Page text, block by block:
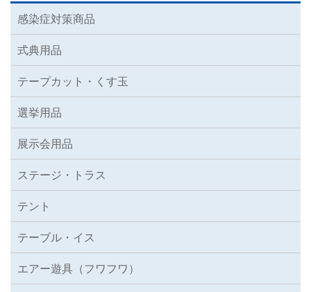
感染症対策商品
式典用品
テープカット・くす玉
選挙用品
展示会用品
ステージ・トラス
テント
テーブル・イス
エアー遊具（フワフワ）